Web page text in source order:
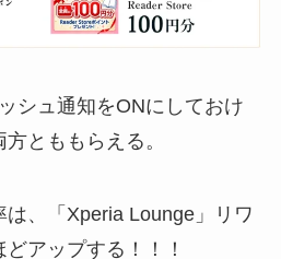
シュ通知をONにしておけ
とももらえる。
、「Xperia Lounge」リワ
アップする！！！